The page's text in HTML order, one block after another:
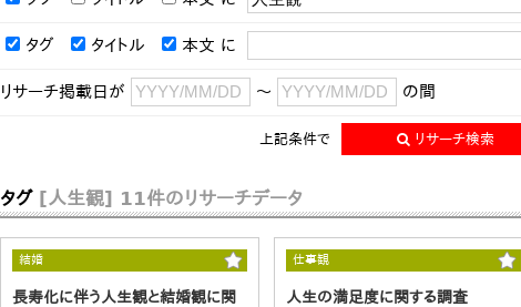
タグ タイトル 本文 に
リサーチ掲載日が ～ の間
上記条件で リサーチ検索
タグ [人生観] 11件のリサーチデータ
結婚
長寿化に伴う人生観と結婚観に関
仕事観
人生の満足度に関する調査